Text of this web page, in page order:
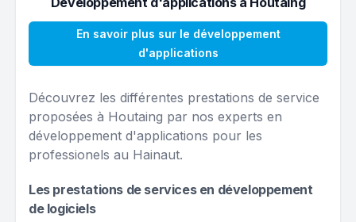
En savoir plus sur le développement
d'applications
Découvrez les différentes prestations de service
proposées à Houtaing par nos experts en
développement d'applications pour les
professionels au Hainaut.
Les prestations de services en développement
de logiciels